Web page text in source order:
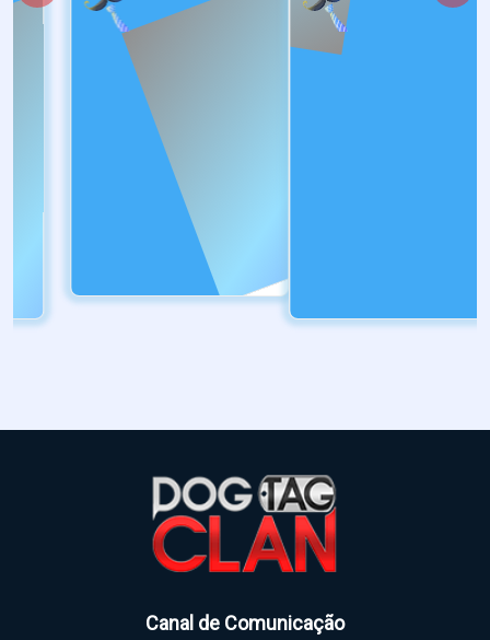
Canal de Comunicação